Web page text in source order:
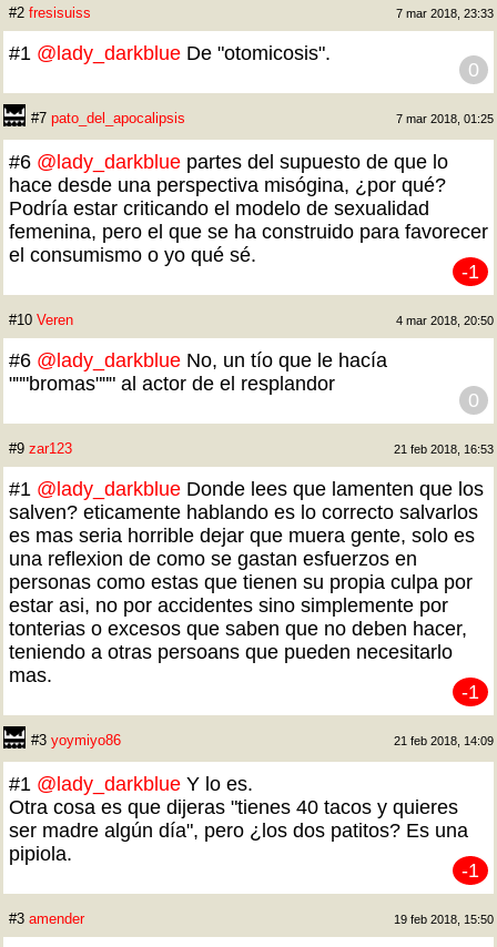
#2 fresisuiss 7 mar 2018, 23:33
#1 @lady_darkblue De "otomicosis".
0
#7 pato_del_apocalipsis 7 mar 2018, 01:25
#6 @lady_darkblue partes del supuesto de que lo
hace desde una perspectiva misógina, ¿por qué?
Podría estar criticando el modelo de sexualidad
femenina, pero el que se ha construido para favorecer
el consumismo o yo qué sé.
-1
#10 Veren 4 mar 2018, 20:50
#6 @lady_darkblue No, un tío que le hacía
"""bromas""" al actor de el resplandor
0
#9 zar123 21 feb 2018, 16:53
#1 @lady_darkblue Donde lees que lamenten que los
salven? eticamente hablando es lo correcto salvarlos
es mas seria horrible dejar que muera gente, solo es
una reflexion de como se gastan esfuerzos en
personas como estas que tienen su propia culpa por
estar asi, no por accidentes sino simplemente por
tonterias o excesos que saben que no deben hacer,
teniendo a otras persoans que pueden necesitarlo
mas.
-1
#3 yoymiyo86 21 feb 2018, 14:09
#1 @lady_darkblue Y lo es.
Otra cosa es que dijeras "tienes 40 tacos y quieres
ser madre algún día", pero ¿los dos patitos? Es una
pipiola.
-1
#3 amender 19 feb 2018, 15:50